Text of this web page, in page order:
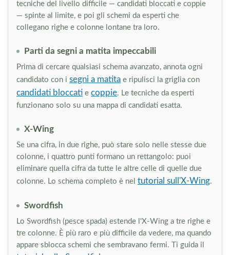
tecniche del livello difficile — candidati bloccati e coppie
— spinte al limite, e poi gli schemi da esperti che
collegano righe e colonne lontane tra loro.
Parti da segni a matita impeccabili
Prima di cercare qualsiasi schema avanzato, annota ogni
candidato con i segni a matita e ripulisci la griglia con
candidati bloccati e coppie. Le tecniche da esperti
funzionano solo su una mappa di candidati esatta.
X-Wing
Se una cifra, in due righe, può stare solo nelle stesse due
colonne, i quattro punti formano un rettangolo: puoi
eliminare quella cifra da tutte le altre celle di quelle due
colonne. Lo schema completo è nel tutorial sull'X-Wing.
Swordfish
Lo Swordfish (pesce spada) estende l'X-Wing a tre righe e
tre colonne. È più raro e più difficile da vedere, ma quando
appare sblocca schemi che sembravano fermi. Ti guida il